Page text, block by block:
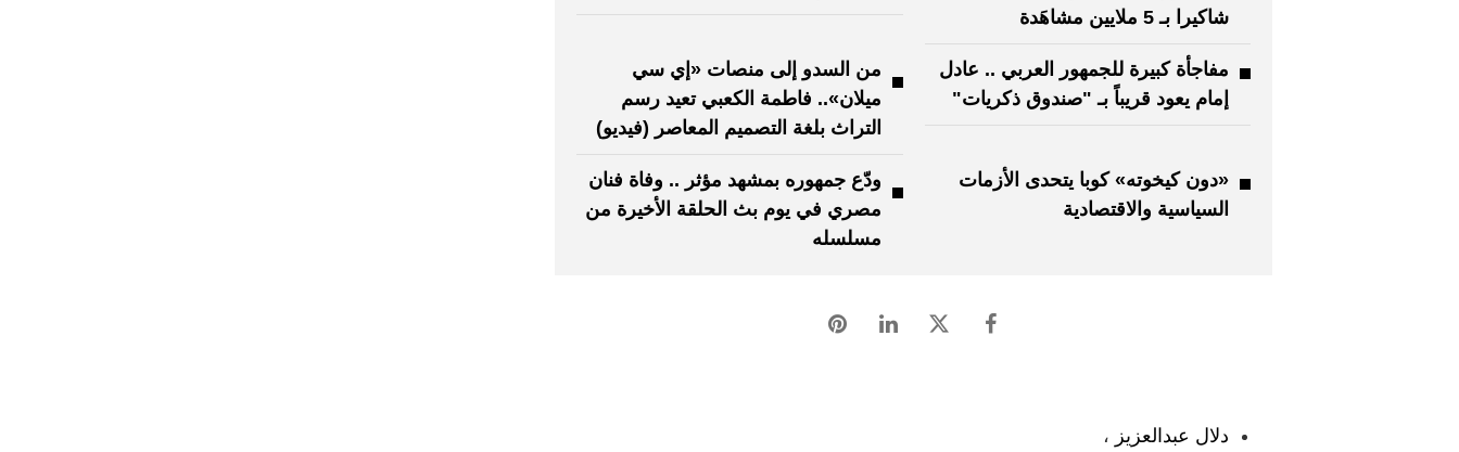
شاكيرا بـ 5 ملايين مشاهَدة
مفاجأة كبيرة للجمهور العربي .. عادل
إمام يعود قريباً بـ "صندوق ذكريات"
من السدو إلى منصات «إي سي
ميلان».. فاطمة الكعبي تعيد رسم
التراث بلغة التصميم المعاصر (فيديو)
«دون كيخوته» كوبا يتحدى الأزمات
السياسية والاقتصادية
ودّع جمهوره بمشهد مؤثر .. وفاة فنان
مصري في يوم بث الحلقة الأخيرة من
مسلسله
دلال عبدالعزيز ،